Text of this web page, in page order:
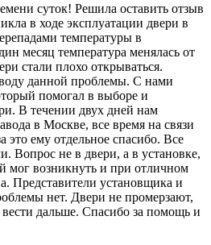
суток! Решила оставить отзыв
в ходе эксплуатации двери в
температуры в
месяц температура менялась от
стали плохо открываться.
данной проблемы. С нами
помогал в выборе и
В течении двух дней нам
в Москве, все время на связи
это ему отдельное спасибо. Все
Вопрос не в двери, а в установке,
мог возникнуть и при отличном
Представители установщика и
нет. Двери не промерзают,
дальше. Спасибо за помощь и